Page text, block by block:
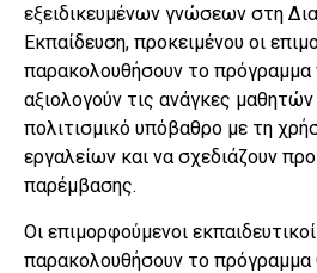
εξειδικευμένων γνώσεων στη
Εκπαίδευση, προκειμένου οι
παρακολουθήσουν το πρόγραμμα
αξιολογούν τις ανάγκες
πολιτισμικό υπόβαθρο με τη
εργαλείων και να σχεδιάζουν
παρέμβασης.
Οι επιμορφούμενοι
παρακολουθήσουν το πρόγραμμα